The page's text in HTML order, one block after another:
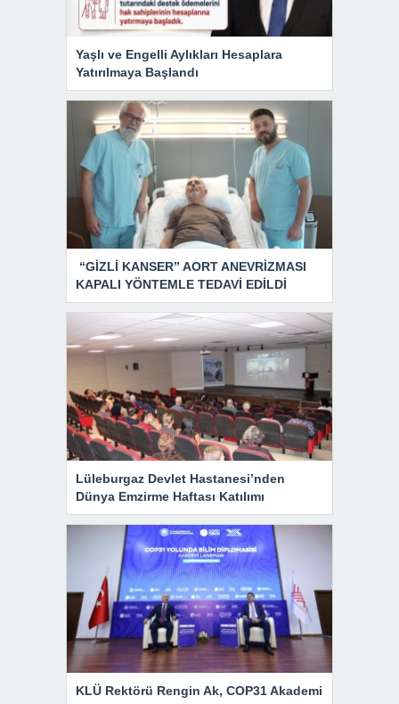
Yaşlı ve Engelli Aylıkları Hesaplara
Yatırılmaya Başlandı
“GİZLİ KANSER” AORT ANEVRİZMASI
KAPALI YÖNTEMLE TEDAVİ EDİLDİ
Lüleburgaz Devlet Hastanesi’nden
Dünya Emzirme Haftası Katılımı
KLÜ Rektörü Rengin Ak, COP31 Akademi